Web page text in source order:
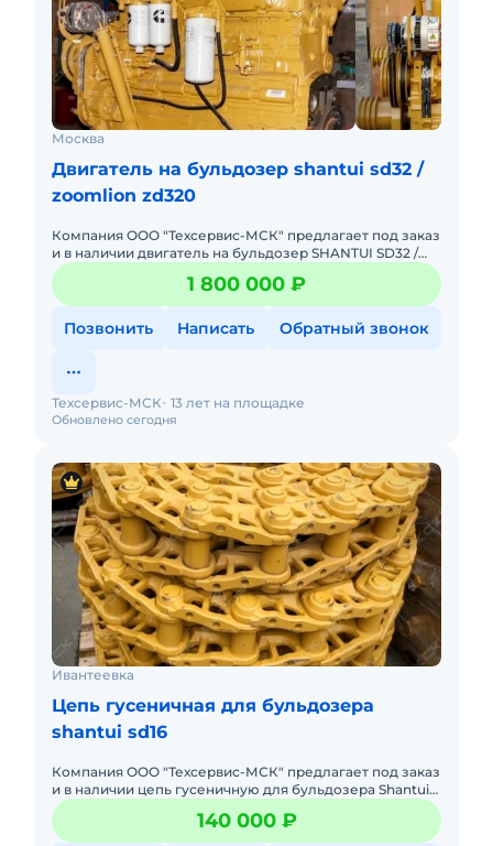
Москва
Двигатель на бульдозер shantui sd32 /
zoomlion zd320
Компания ООО "Техсервис-МСК" предлагает под заказ
и в наличии двигатель на бульдозер SHANTUI SD32 /
ZOOMLION ZD320 / BEEZONE D32. . Модель NTA855-
C360S10. .
1 800 000 ₽
Позвонить Написать Обратный звонок
Обновлено сегодня
Техсервис-МСК 13 лет на площадке
Ивантеевка
Цепь гусеничная для бульдозера
shantui sd16
Компания ООО "Техсервис-МСК" предлагает под заказ
и в наличии цепь гусеничную для бульдозера Shantui
SD16 / Zoomlion ZD160 / Beezone D16 / Komatsu D65. .
Само
140 000 ₽